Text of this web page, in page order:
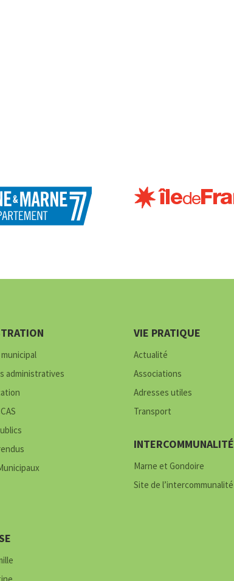
administratives
VIE PRATIQUE
Actualité
Associations
Adresses utiles
Transport
INTERCOMMUNALITÉ
Marne et Gondoire
Site de l’intercommunalité